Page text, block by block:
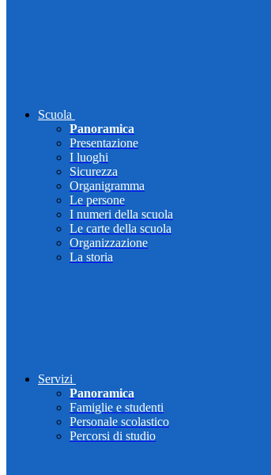
Scuola
Panoramica
Presentazione
I luoghi
Sicurezza
Organigramma
Le persone
I numeri della scuola
Le carte della scuola
Organizzazione
La storia
Servizi
Panoramica
Famiglie e studenti
Personale scolastico
Percorsi di studio